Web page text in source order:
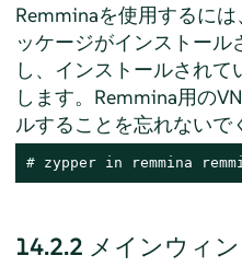
Remminaを使用するに
ッケージがインストー
し、インストールされ
します。Remmina用の
ルすることを忘れないで
# zypper in remmina
14.2.2 メインウィ